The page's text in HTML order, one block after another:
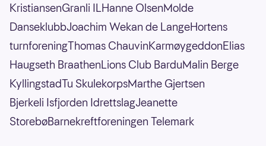
KristiansenGranli ILHanne OlsenMolde
DanseklubbJoachim Wekan de LangeHortens
turnforeningThomas ChauvinKarmøygeddonElias
Haugseth BraathenLions Club BarduMalin Berge
KyllingstadTu SkulekorpsMarthe Gjertsen
Bjerkeli Isfjorden IdrettslagJeanette
StorebøBarnekreftforeningen Telemark